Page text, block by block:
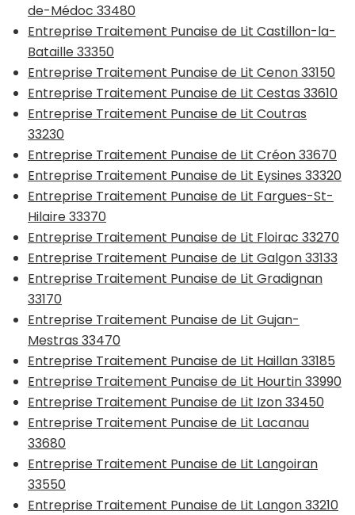
de-Médoc 33480
Entreprise Traitement Punaise de Lit Castillon-la-
Bataille 33350
Entreprise Traitement Punaise de Lit Cenon 33150
Entreprise Traitement Punaise de Lit Cestas 33610
Entreprise Traitement Punaise de Lit Coutras
33230
Entreprise Traitement Punaise de Lit Créon 33670
Entreprise Traitement Punaise de Lit Eysines 33320
Entreprise Traitement Punaise de Lit Fargues-St-
Hilaire 33370
Entreprise Traitement Punaise de Lit Floirac 33270
Entreprise Traitement Punaise de Lit Galgon 33133
Entreprise Traitement Punaise de Lit Gradignan
33170
Entreprise Traitement Punaise de Lit Gujan-
Mestras 33470
Entreprise Traitement Punaise de Lit Haillan 33185
Entreprise Traitement Punaise de Lit Hourtin 33990
Entreprise Traitement Punaise de Lit Izon 33450
Entreprise Traitement Punaise de Lit Lacanau
33680
Entreprise Traitement Punaise de Lit Langoiran
33550
Entreprise Traitement Punaise de Lit Langon 33210